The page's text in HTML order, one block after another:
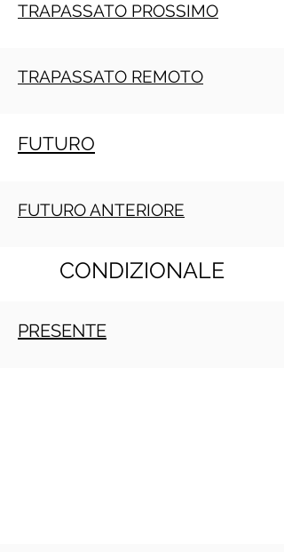
TRAPASSATO PROSSIMO
TRAPASSATO REMOTO
FUTURO
FUTURO ANTERIORE
CONDIZIONALE
PRESENTE